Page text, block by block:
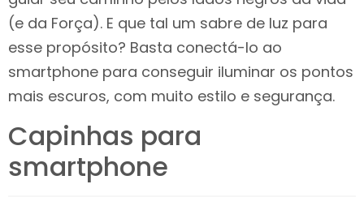
(e da Força). E que tal um sabre de luz para
esse propósito? Basta conectá-lo ao
smartphone para conseguir iluminar os pontos
mais escuros, com muito estilo e segurança.
Capinhas para
smartphone